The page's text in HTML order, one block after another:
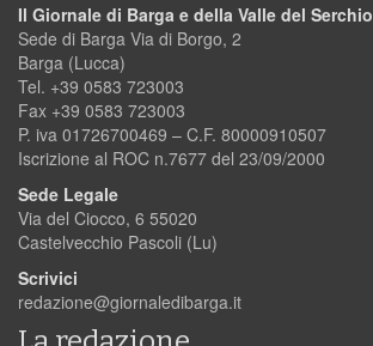
Il Giornale di Barga e della Valle del Serchio
Sede di Barga Via di Borgo, 2
Barga (Lucca)
Tel. +39 0583 723003
Fax +39 0583 723003
P. iva 01726700469 – C.F. 80000910507
Iscrizione al ROC n.7677 del 23/09/2000
Sede Legale
Via del Ciocco, 6 55020
Castelvecchio Pascoli (Lu)
Scrivici
redazione@giornaledibarga.it